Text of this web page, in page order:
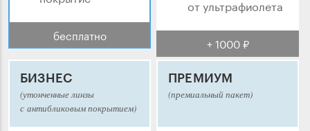
бесплатно
от ультрафиолета
+ 1000 ₽
БИЗНЕС
(утонченные линзы
с антибликовым покрытием)
ПРЕМИУМ
(премиальный пакет)